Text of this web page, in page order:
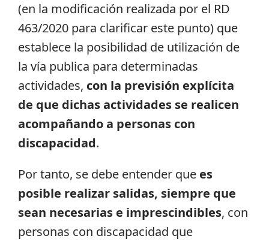
(en la modificación realizada por el RD
463/2020 para clarificar este punto) que
establece la posibilidad de utilización de
la vía publica para determinadas
actividades, con la previsión explícita
de que dichas actividades se realicen
acompañando a personas con
discapacidad.
Por tanto, se debe entender que es
posible realizar salidas, siempre que
sean necesarias e imprescindibles, con
personas con discapacidad que